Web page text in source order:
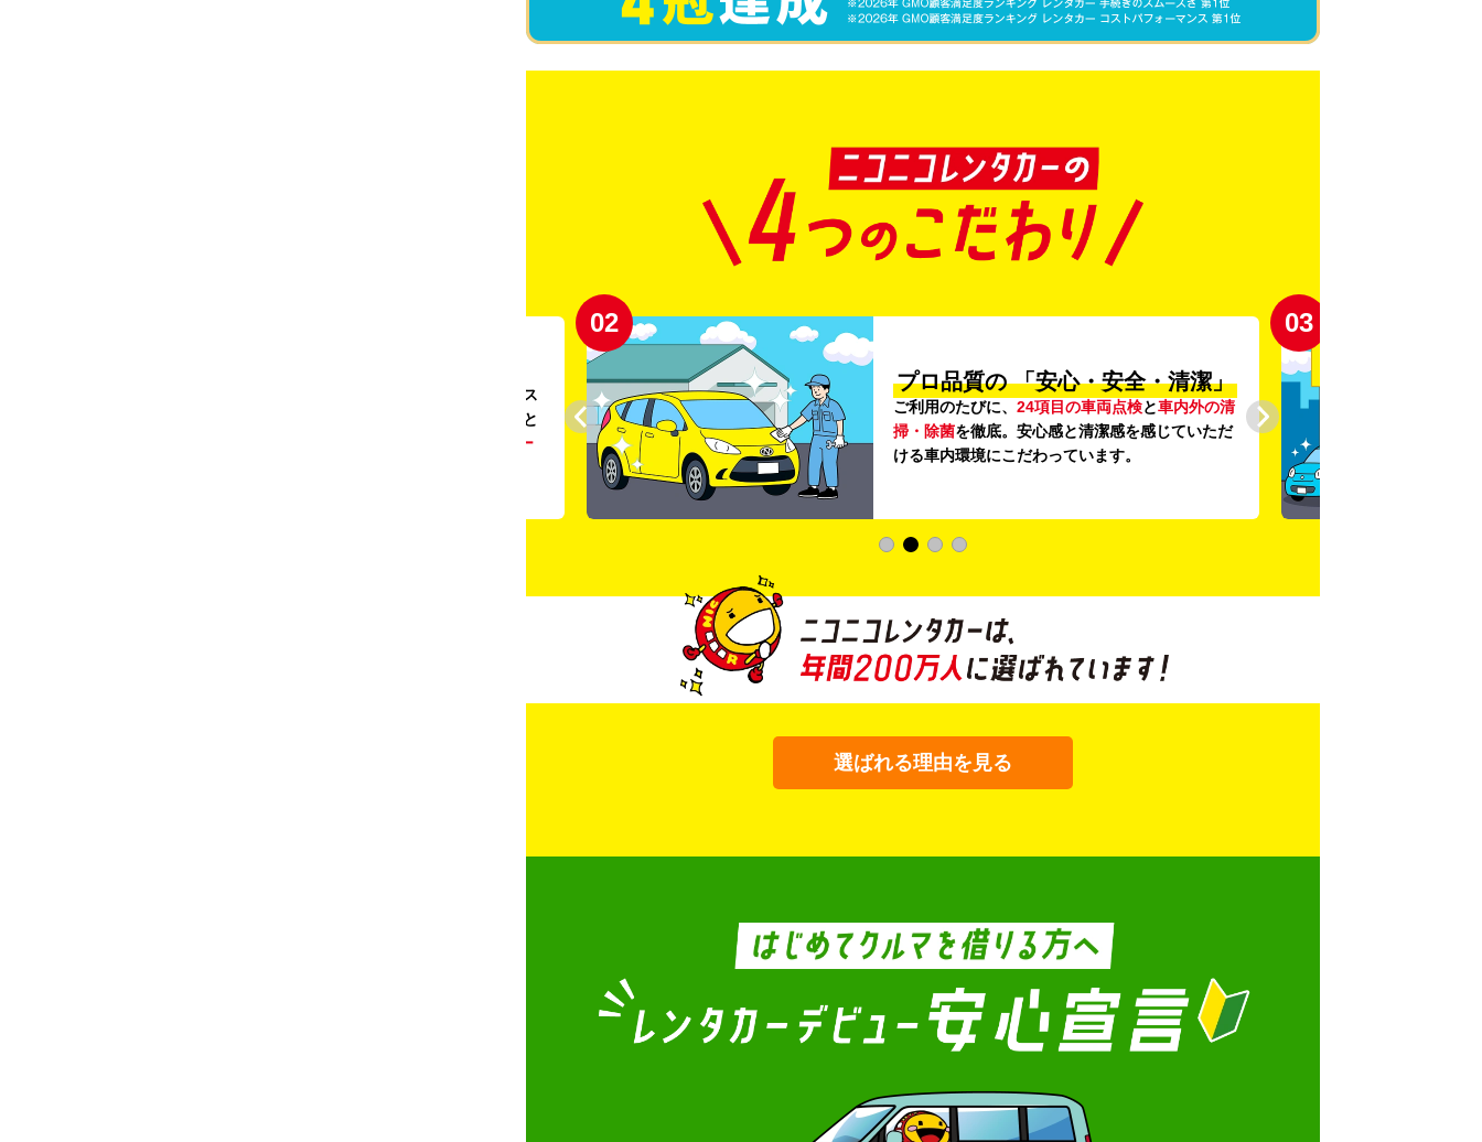
。ガソリンス
タンドや整備工場の既存インフラを活用すること
リー
02
プロ品質の 「安心・安全・清潔」
ご利用のたびに、 24項目の車両点検と車内外の清
掃・除菌を徹底。安心感と清潔感を感じていただ
ける車内環境にこだわっています。
03
選ばれる理由を見る